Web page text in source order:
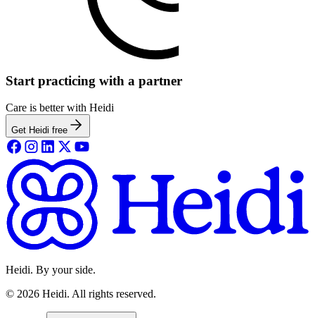
Start practicing with a partner
Care is better with Heidi
Get Heidi free
Heidi. By your side.
© 2026 Heidi. All rights reserved.